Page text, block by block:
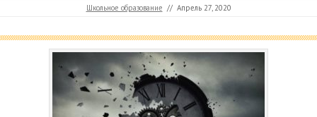
Школьное образование // Апрель 27, 2020